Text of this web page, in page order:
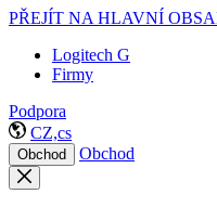
PŘEJÍT NA HLAVNÍ
Logitech G
Firmy
Podpora
CZ,cs
Obchod Obchod